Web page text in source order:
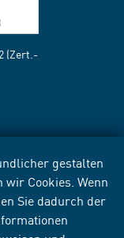
gestalten
Cookies. Wenn
Sie dadurch der
(Zert.-